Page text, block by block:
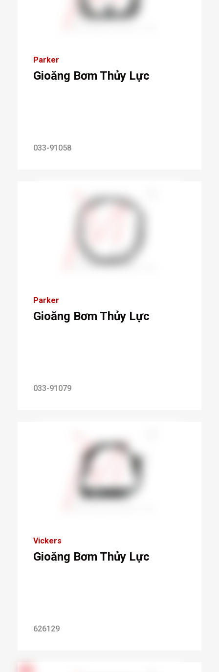
Parker
Gioăng Bơm Thủy Lực
033-91058
Parker
Gioăng Bơm Thủy Lực
033-91079
Vickers
Gioăng Bơm Thủy Lực
626129